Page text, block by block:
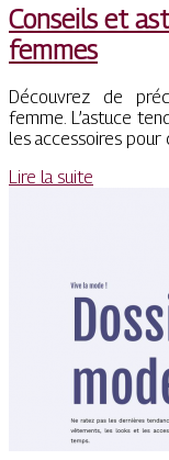
Conseils et
femmes
Découvrez de
femme. L’astuce
les accessoires
Lire la suite